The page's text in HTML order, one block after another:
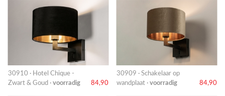
30910 · Hotel Chique -
Zwart & Goud · voorradig 84,90
30909 · Schakelaar op
wandplaat · voorradig 84,90